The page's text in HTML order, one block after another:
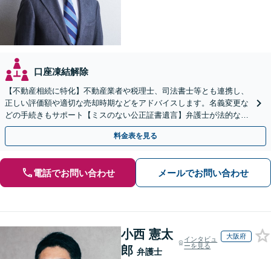
口座凍結解除
【不動産相続に特化】不動産業者や税理士、司法書士等とも連携し、
正しい評価額や適切な売却時期などをアドバイスします。名義変更な
どの手続きもサポート【ミスのない公正証書遺言】弁護士が法的な観
点から遺言書を作成します。
料金表を見る
電話でお問い合わせ メールでお問い合わせ
小西 憲太
郎 弁護士
インタビュ
ーを見る
大阪府